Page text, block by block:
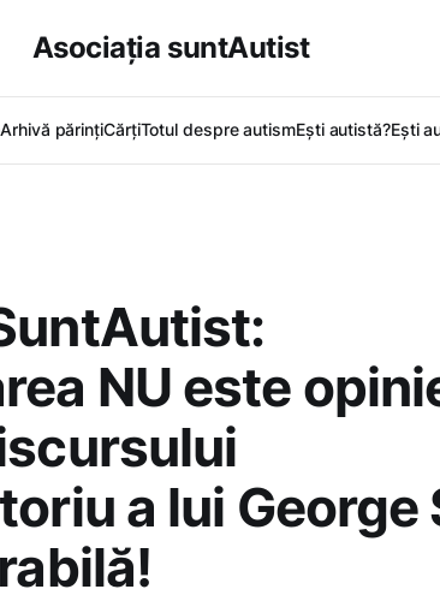
Asociația suntAutist
Arhivă părințiCărțiTotul despre autismEști autistă?Ești
NU este
a lui George